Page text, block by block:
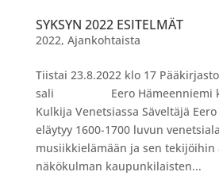
SYKSYN 2022 ESITELMÄT
2022, Ajankohtaista
Tiistai 23.8.2022 klo 17
sali Eero Hämeenniemi
Kulkija Venetsiassa Säveltäjä
eläytyy 1600-1700 luvun
musiikkielämään ja sen tekijöihin
näkökulman kaupunkilaisten...